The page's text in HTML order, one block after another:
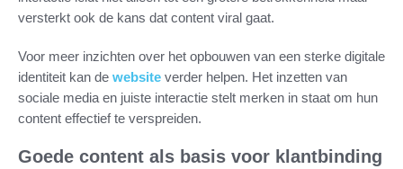
versterkt ook de kans dat content viral gaat.
Voor meer inzichten over het opbouwen van een sterke digitale
identiteit kan de website verder helpen. Het inzetten van
sociale media en juiste interactie stelt merken in staat om hun
content effectief te verspreiden.
Goede content als basis voor klantbinding